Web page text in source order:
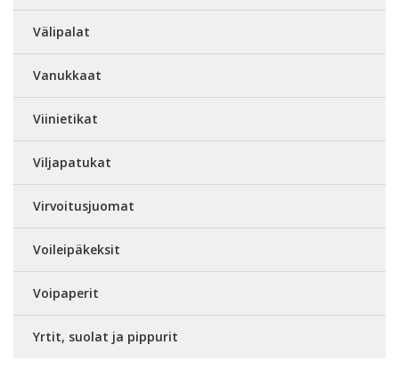
Välipalat
Vanukkaat
Viinietikat
Viljapatukat
Virvoitusjuomat
Voileipäkeksit
Voipaperit
Yrtit, suolat ja pippurit